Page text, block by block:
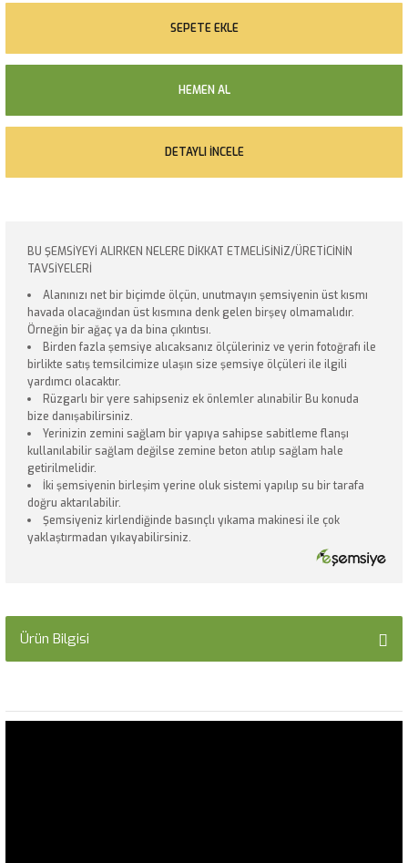
SEPETE EKLE
HEMEN AL
DETAYLI İNCELE
BU ŞEMSİYEYİ ALIRKEN NELERE DİKKAT ETMELİSİNİZ/ÜRETİCİNİN
TAVSİYELERİ
Alanınızı net bir biçimde ölçün, unutmayın şemsiyenin üst kısmı
havada olacağından üst kısmına denk gelen birşey olmamalıdır.
Örneğin bir ağaç ya da bina çıkıntısı.
Birden fazla şemsiye alıcaksanız ölçüleriniz ve yerin fotoğrafı ile
birlikte satış temsilcimize ulaşın size şemsiye ölçüleri ile ilgili
yardımcı olacaktır.
Rüzgarlı bir yere sahipseniz ek önlemler alınabilir Bu konuda
bize danışabilirsiniz.
Yerinizin zemini sağlam bir yapıya sahipse sabitleme flanşı
kullanılabilir sağlam değilse zemine beton atılıp sağlam hale
getirilmelidir.
İki şemsiyenin birleşim yerine oluk sistemi yapılıp su bir tarafa
doğru aktarılabilir.
Şemsiyeniz kirlendiğinde basınçlı yıkama makinesi ile çok
yaklaştırmadan yıkayabilirsiniz.
Ürün Bilgisi